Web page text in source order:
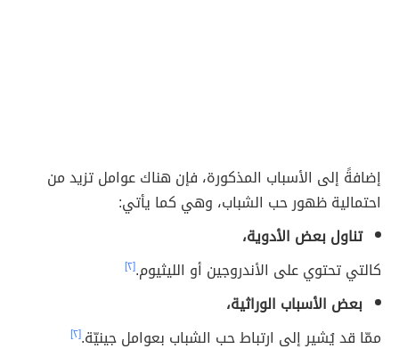
إضافةً إلى الأسباب المذكورة، فإن هناك عوامل تزيد من
احتمالية ظهور حب الشباب، وهي كما يأتي:
تناول بعض الأدوية،
كالتي تحتوي على الأندروجين أو الليثيوم.[٢]
بعض الأسباب الوراثية،
ممّا قد يُشير إلى ارتباط حب الشباب بعوامل جينيّة.[٢]